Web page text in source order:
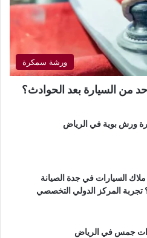
ورشة سمكرة
من السيارة بعد الحوادث؟
ورش بوية في الرياض
السيارات في جدة الصيانة
المركز الدولي التخصصي
جمس في الرياض